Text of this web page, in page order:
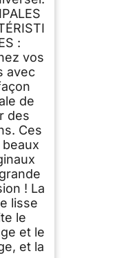
:
vos
avec
de
des
Ces
! La
lisse
le
et le
et la